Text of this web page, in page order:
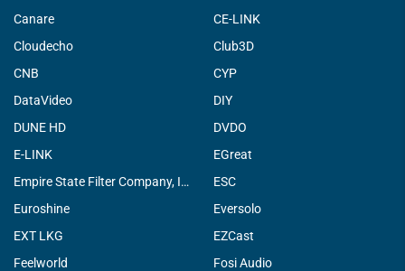
Canare
CE-LINK
Cloudecho
Club3D
CNB
CYP
DataVideo
DIY
DUNE HD
DVDO
E-LINK
EGreat
Empire State Filter Company, INC.
ESC
Euroshine
Eversolo
EXT LKG
EZCast
Feelworld
Fosi Audio